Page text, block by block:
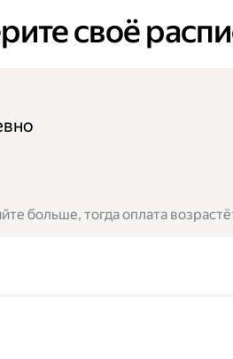
своё
больше, тогда оплата